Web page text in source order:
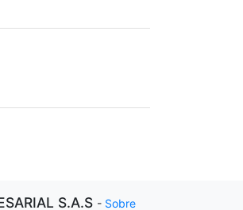
S.A.S - Sobre